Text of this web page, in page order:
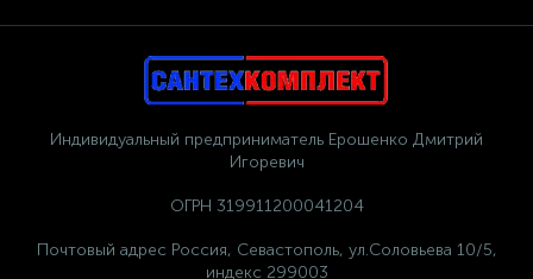
Индивидуальный предприниматель Ерошенко Дмитрий
Игоревич
ОГРН 319911200041204
Почтовый адрес Россия, Севастополь, ул.Соловьева 10/5,
индекс 299003